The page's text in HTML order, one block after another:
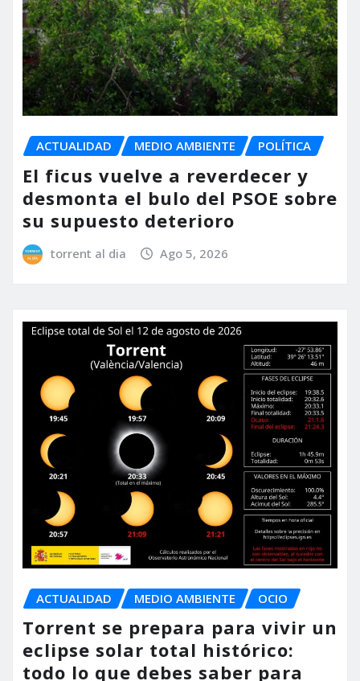
ACTUALIDAD MEDIO AMBIENTE POLÍTICA
El ficus vuelve a reverdecer y
desmonta el bulo del PSOE sobre
su supuesto deterioro
torrent al dia Ago 5, 2026
ACTUALIDAD MEDIO AMBIENTE OCIO
Torrent se prepara para vivir un
eclipse solar total histórico:
todo lo que debes saber para